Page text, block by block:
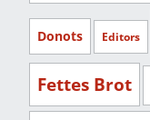
Donots Editors
Fettes Brot